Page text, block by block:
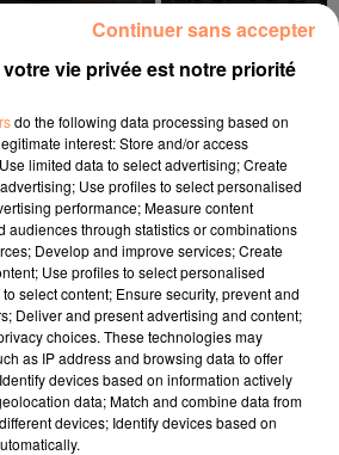
Fever Dream
You're The First,
Everything
Taureau Gémeaux
vie privée est notre priorité
do the following data processing based on
interest: Store and/or access
limited data to select advertising; Create
Use profiles to select personalised
performance; Measure content
audiences through statistics or combinations
Develop and improve services; Create
Use profiles to select personalised
select content; Ensure security, prevent and
Deliver and present advertising and content;
choices. These technologies may
as IP address and browsing data to offer
devices based on information actively
data; Match and combine data from
devices; Identify devices based on
Continuer sans accepter